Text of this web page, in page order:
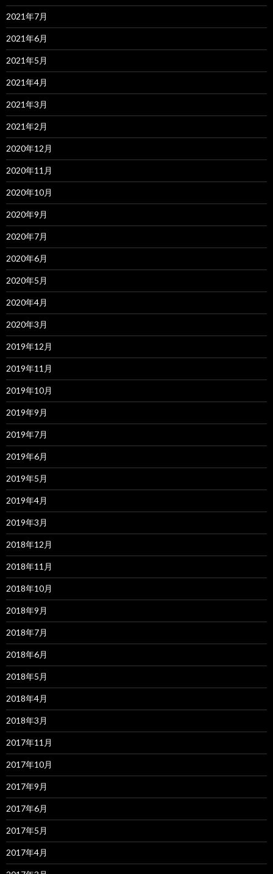
2021年7月
2021年6月
2021年5月
2021年4月
2021年3月
2021年2月
2020年12月
2020年11月
2020年10月
2020年9月
2020年7月
2020年6月
2020年5月
2020年4月
2020年3月
2019年12月
2019年11月
2019年10月
2019年9月
2019年7月
2019年6月
2019年5月
2019年4月
2019年3月
2018年12月
2018年11月
2018年10月
2018年9月
2018年7月
2018年6月
2018年5月
2018年4月
2018年3月
2017年11月
2017年10月
2017年9月
2017年6月
2017年5月
2017年4月